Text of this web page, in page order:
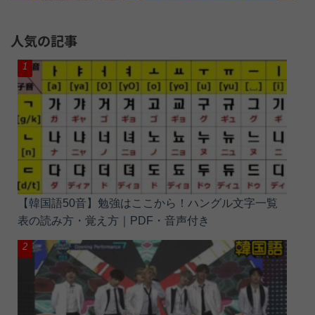
人気の記事
【韓国語50音】勉強はここから！ハングル文字一覧
表の読み方・覚え方｜PDF・音声付き